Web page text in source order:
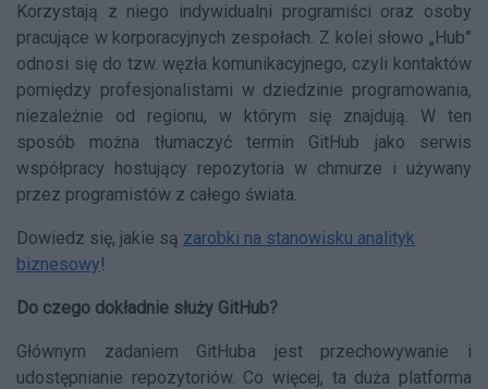
Korzystają z niego indywidualni programiści oraz osoby
pracujące w korporacyjnych zespołach. Z kolei słowo „Hub”
odnosi się do tzw. węzła komunikacyjnego, czyli kontaktów
pomiędzy profesjonalistami w dziedzinie programowania,
niezależnie od regionu, w którym się znajdują. W ten
sposób można tłumaczyć termin GitHub jako serwis
współpracy hostujący repozytoria w chmurze i używany
przez programistów z całego świata.
Dowiedz się, jakie są zarobki na stanowisku analityk
biznesowy!
Do czego dokładnie służy GitHub?
Głównym zadaniem GitHuba jest przechowywanie i
udostępnianie repozytoriów. Co więcej, ta duża platforma